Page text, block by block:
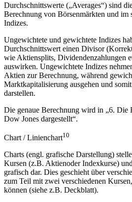
Durchschnittswerte („Averages“) sind
Berechnung von Börsenmärkten und im
Indizes.
Ungewichtete und gewichtete Indizes
Durchschnittswert einen Divisor
wie Aktiensplits, Dividendenzahlungen
auswirken. Ungewichtete Indizes
Aktien zur Berechnung, während
Marktkapitalisierung ausgehen und
darstellen.
Die genaue Berechnung wird in „6.
Dow Jones dargestellt“.
Chart / Linienchart10
Charts (engl. grafische Darstellung)
Kursen (z.B. Aktienoder Indexkurse)
grafisch dar. Dies geschieht über
zum Teil mit zwei verschiedenen
können (siehe z.B. Deckblatt).